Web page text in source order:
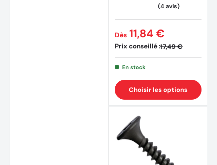
Prix conseillé :17,49 €
Dès 11,84 €
En stock
Choisir les options